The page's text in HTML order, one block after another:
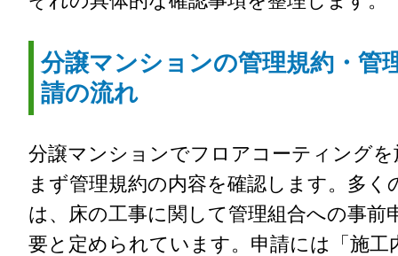
分譲マンションの管理規約・管
請の流れ
分譲マンションでフロアコーティング
まず管理規約の内容を確認します。多く
は、床の工事に関して管理組合への事前
要と定められています。申請には「施工